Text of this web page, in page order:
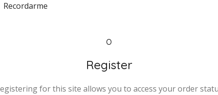
Recordarme
O
Register
for this site allows you to access your order